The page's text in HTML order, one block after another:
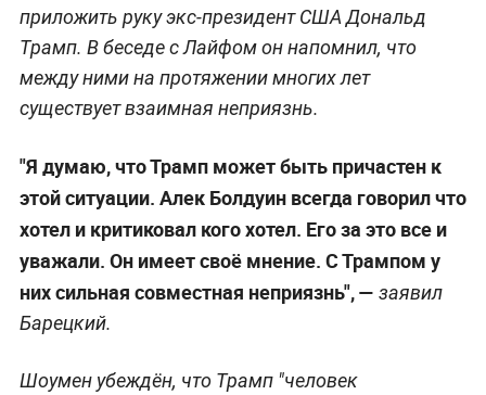
приложить руку экс-президент США Дональд
Трамп. В беседе с Лайфом он напомнил, что
между ними на протяжении многих лет
существует взаимная неприязнь.
"Я думаю, что Трамп может быть причастен к
этой ситуации. Алек Болдуин всегда говорил что
хотел и критиковал кого хотел. Его за это все и
уважали. Он имеет своё мнение. С Трампом у
них сильная совместная неприязнь",— заявил
Барецкий.
Шоумен убеждён, что Трамп "человек